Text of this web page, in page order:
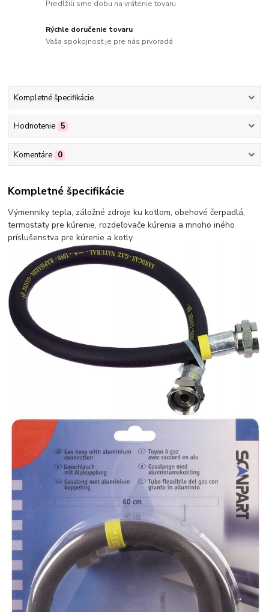
Predĺžili sme dobu na vrátenie tovaru
Rýchle doručenie tovaru
Vaša spokojnosť je pre nás prvoradá
Kompletné špecifikácie
Hodnotenie 5
Komentáre 0
Kompletné špecifikácie
Výmenniky tepla, záložné zdroje ku kotlom, obehové čerpadlá,
termostaty pre kúrenie, rozdeľovače kúrenia a mnoho iného
príslušenstva pre kúrenie a kotly.